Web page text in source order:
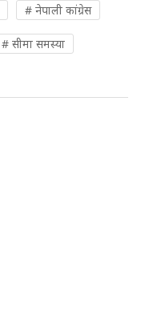
# नेपाली कांग्रेस
# सीमा समस्या